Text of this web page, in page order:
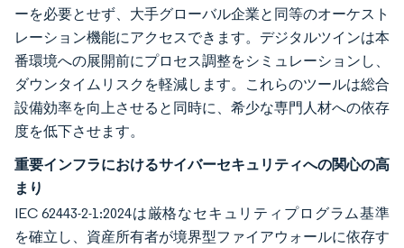
ーを必要とせず、大手グローバル企業と同等のオーケスト
レーション機能にアクセスできます。デジタルツインは本
番環境への展開前にプロセス調整をシミュレーションし、
ダウンタイムリスクを軽減します。これらのツールは総合
設備効率を向上させると同時に、希少な専門人材への依存
度を低下させます。
重要インフラにおけるサイバーセキュリティへの関心の高
まり
IEC 62443-2-1:2024は厳格なセキュリティプログラム基準
を確立し、資産所有者が境界型ファイアウォールに依存す